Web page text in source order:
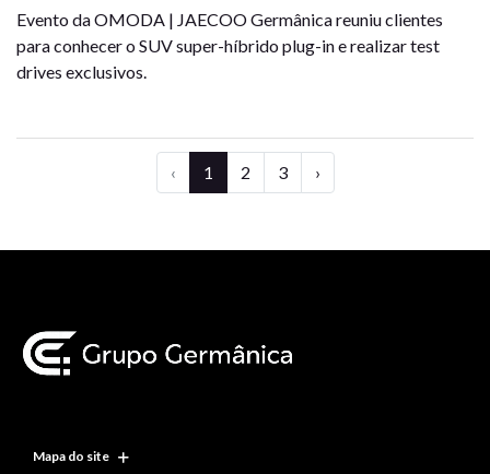
Evento da OMODA | JAECOO Germânica reuniu clientes
para conhecer o SUV super-híbrido plug-in e realizar test
drives exclusivos.
‹ 1 2 3 ›
Mapa do site